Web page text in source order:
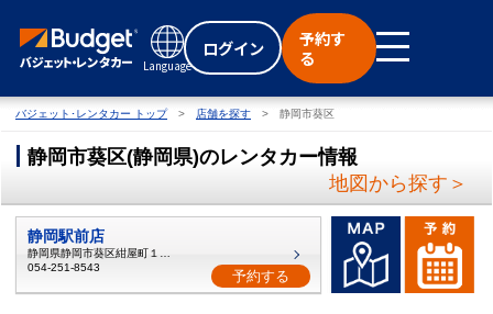
Language
ログイン
予約す
る
バジェット･レンタカー トップ 店舗を探す 静岡市葵区
静岡市葵区(静岡県)のレンタカー情報
地図から探す＞
静岡駅前店
054-251-8543
予約する